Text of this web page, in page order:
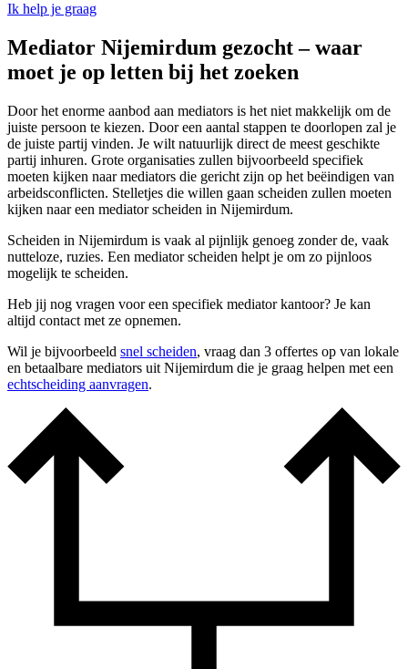
Ik help je graag
Mediator Nijemirdum gezocht – waar
moet je op letten bij het zoeken
Door het enorme aanbod aan mediators is het niet makkelijk om de
juiste persoon te kiezen. Door een aantal stappen te doorlopen zal je
de juiste partij vinden. Je wilt natuurlijk direct de meest geschikte
partij inhuren. Grote organisaties zullen bijvoorbeeld specifiek
moeten kijken naar mediators die gericht zijn op het beëindigen van
arbeidsconflicten. Stelletjes die willen gaan scheiden zullen moeten
kijken naar een mediator scheiden in Nijemirdum.
Scheiden in Nijemirdum is vaak al pijnlijk genoeg zonder de, vaak
nutteloze, ruzies. Een mediator scheiden helpt je om zo pijnloos
mogelijk te scheiden.
Heb jij nog vragen voor een specifiek mediator kantoor? Je kan
altijd contact met ze opnemen.
Wil je bijvoorbeeld snel scheiden, vraag dan 3 offertes op van lokale
en betaalbare mediators uit Nijemirdum die je graag helpen met een
echtscheiding aanvragen.